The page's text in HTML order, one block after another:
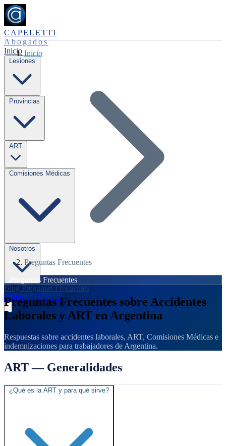
CAPELETTI
Abogados
Inicio
BlogPreguntas Frecuentes
Consulta Gratuita
Inicio
Preguntas Frecuentes
Preguntas Frecuentes
Preguntas Frecuentes sobre Accidentes
Laborales y ART en Argentina
Respuestas sobre accidentes laborales, ART, Comisiones Médicas e
indemnizaciones para trabajadores de Argentina.
ART — Generalidades